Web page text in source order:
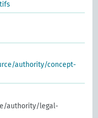
authority/concept-
authority/legal-